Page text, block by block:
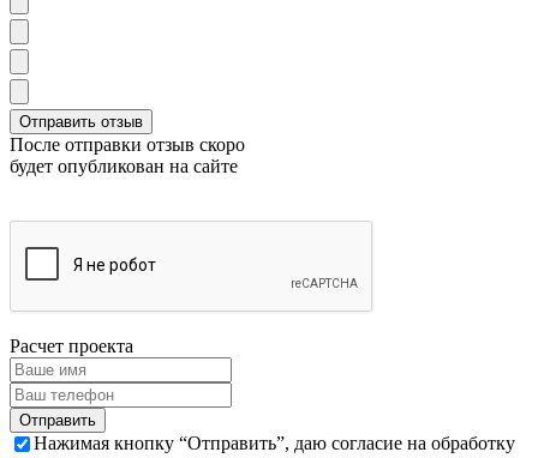
После отправки отзыв скоро
будет опубликован на сайте
Расчет проекта
Нажимая кнопку “Отправить”, даю согласие на обработку